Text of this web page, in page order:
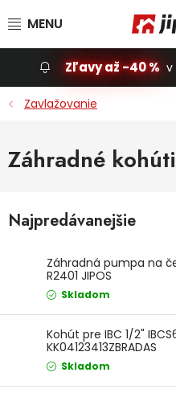
Slevoakce
Záhrada
Príslušenstvo pre
Vybavenie a hračky
Domácnosť
Ochranné pracovné
Zľavy až -40 % v
Zavlažovanie
Záhradné
Najpredávanejšie
Záhradná pumpa na
R2401 JIPOS
Skladom
Kohút pre IBC 1/2"
KK04123413ZBRADAS
Skladom